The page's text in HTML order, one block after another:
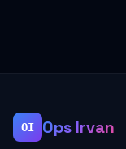
OI Ops Irvan